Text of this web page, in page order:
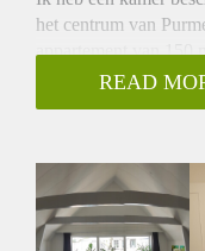
het centrum van
appartement van 150
twee slaapkamers en
ongeveer €650,-
READ